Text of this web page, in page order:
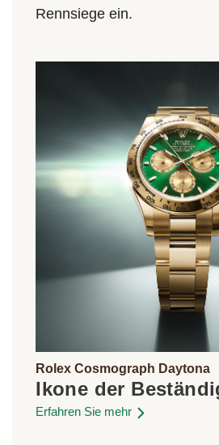
Rennsiege ein.
Rolex Cosmograph Daytona
Ikone der
Erfahren Sie mehr